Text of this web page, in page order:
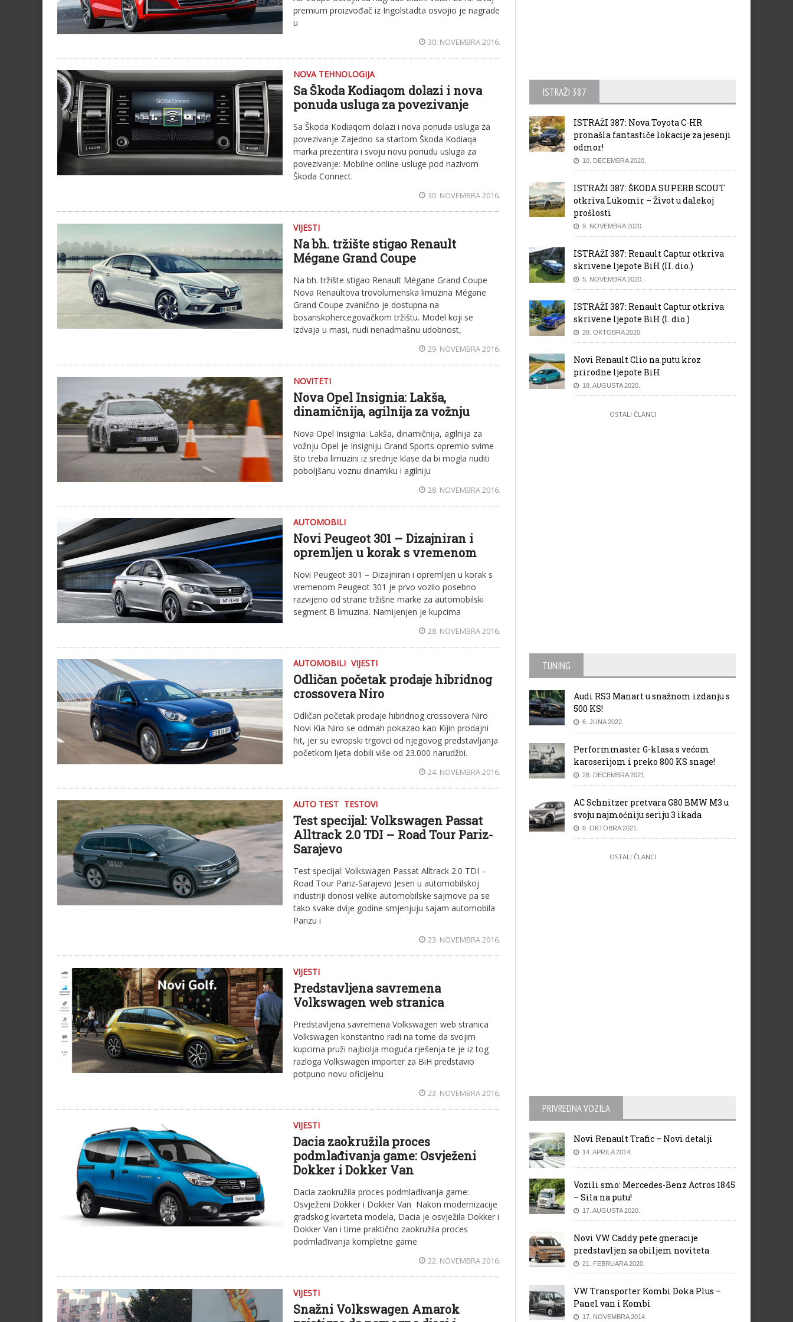
premium proizvođač iz Ingolstadta osvojio je nagrade
u
30. NOVEMBRA 2016.
NOVA TEHNOLOGIJA
Sa Škoda Kodiaqom dolazi i nova
ponuda usluga za povezivanje
Sa Škoda Kodiaqom dolazi i nova ponuda usluga za
povezivanje Zajedno sa startom Škoda Kodiaqa
marka prezentira i svoju novu ponudu usluga za
povezivanje: Mobilne online-usluge pod nazivom
Škoda Connect.
30. NOVEMBRA 2016.
VIJESTI
Na bh. tržište stigao Renault
Mégane Grand Coupe
Na bh. tržište stigao Renault Mégane Grand Coupe
Nova Renaultova trovolumenska limuzina Mégane
Grand Coupe zvanično je dostupna na
bosanskohercegovačkom tržištu. Model koji se
izdvaja u masi, nudi nenadmašnu udobnost,
29. NOVEMBRA 2016.
NOVITETI
Nova Opel Insignia: Lakša,
dinamičnija, agilnija za vožnju
Nova Opel Insignia: Lakša, dinamičnija, agilnija za
vožnju Opel je Insigniju Grand Sports opremio svime
što treba limuzini iz srednje klase da bi mogla nuditi
poboljšanu voznu dinamiku i agilniju
28. NOVEMBRA 2016.
AUTOMOBILI
Novi Peugeot 301 – Dizajniran i
opremljen u korak s vremenom
Novi Peugeot 301 – Dizajniran i opremljen u korak s
vremenom Peugeot 301 je prvo vozilo posebno
razvijeno od strane tržišne marke za automobilski
segment B limuzina. Namijenjen je kupcima
28. NOVEMBRA 2016.
AUTOMOBILI VIJESTI
Odličan početak prodaje hibridnog
crossovera Niro
Odličan početak prodaje hibridnog crossovera Niro
Novi Kia Niro se odmah pokazao kao Kijin prodajni
hit, jer su evropski trgovci od njegovog predstavljanja
početkom ljeta dobili više od 23.000 narudžbi.
24. NOVEMBRA 2016.
AUTO TEST TESTOVI
Test specijal: Volkswagen Passat
Alltrack 2.0 TDI – Road Tour Pariz-
Sarajevo
Test specijal: Volkswagen Passat Alltrack 2.0 TDI –
Road Tour Pariz-Sarajevo Jesen u automobilskoj
industriji donosi velike automobilske sajmove pa se
tako svake dvije godine smjenjuju sajam automobila
Parizu i
23. NOVEMBRA 2016.
VIJESTI
Predstavljena savremena
Volkswagen web stranica
Predstavljena savremena Volkswagen web stranica
Volkswagen konstantno radi na tome da svojim
kupcima pruži najbolja moguća rješenja te je iz tog
razloga Volkswagen importer za BiH predstavio
potpuno novu oficijelnu
23. NOVEMBRA 2016.
VIJESTI
Dacia zaokružila proces
podmlađivanja game: Osvježeni
Dokker i Dokker Van
Dacia zaokružila proces podmlađivanja game:
Osvježeni Dokker i Dokker Van Nakon modernizacije
gradskog kvarteta modela, Dacia je osvježila Dokker i
Dokker Van i time praktično zaokružila proces
podmlađivanja kompletne game
22. NOVEMBRA 2016.
VIJESTI
Snažni Volkswagen Amarok
ISTRAŽI 387
ISTRAŽI 387: Nova Toyota C-HR
pronašla fantastiče lokacije za jesenji
odmor!
10. DECEMBRA 2020.
ISTRAŽI 387: ŠKODA SUPERB SCOUT
otkriva Lukomir – Život u dalekoj
prošlosti
9. NOVEMBRA 2020.
ISTRAŽI 387: Renault Captur otkriva
skrivene ljepote BiH (II. dio.)
5. NOVEMBRA 2020.
ISTRAŽI 387: Renault Captur otkriva
skrivene ljepote BiH (I. dio.)
28. OKTOBRA 2020.
Novi Renault Clio na putu kroz
prirodne ljepote BiH
18. AUGUSTA 2020.
OSTALI ČLANCI
TUNING
Audi RS3 Manart u snažnom izdanju s
500 KS!
6. JUNA 2022.
Performmaster G-klasa s većom
karoserijom i preko 800 KS snage!
28. DECEMBRA 2021.
AC Schnitzer pretvara G80 BMW M3 u
svoju najmoćniju seriju 3 ikada
8. OKTOBRA 2021.
OSTALI ČLANCI
PRIVREDNA VOZILA
Novi Renault Trafic – Novi detalji
14. APRILA 2014.
Vozili smo: Mercedes-Benz Actros 1845
– Sila na putu!
17. AUGUSTA 2020.
Novi VW Caddy pete gneracije
predstavljen sa obiljem noviteta
21. FEBRUARA 2020.
VW Transporter Kombi Doka Plus –
Panel van i Kombi
17. NOVEMBRA 2014.